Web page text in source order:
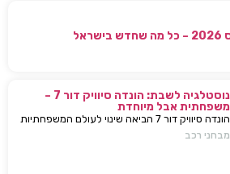
נוסטלגיה לשבת: הונדה סיוויק דור 7 –
משפחתית אבל מיוחדת
הונדה סיוויק דור 7 הביאה שינוי לעולם המשפחתיות
בישראל — כל מה שחשוב לדעת, מפרטים ועד
מבחני רכב